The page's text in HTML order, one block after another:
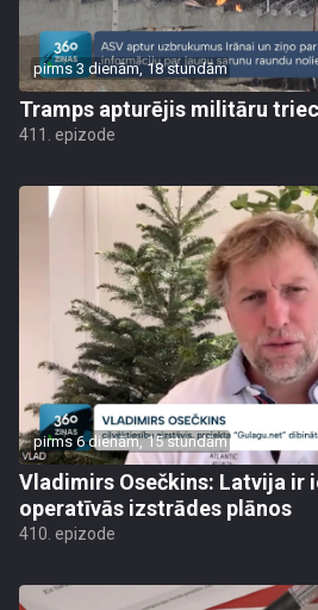
pirms 3 dienām, 18 stundām
Tramps apturējis militāru
411. epizode
pirms 6 dienām, 15 stundām
Vladimirs Osečkins: Latvija ir
operatīvās izstrādes plānos
410. epizode